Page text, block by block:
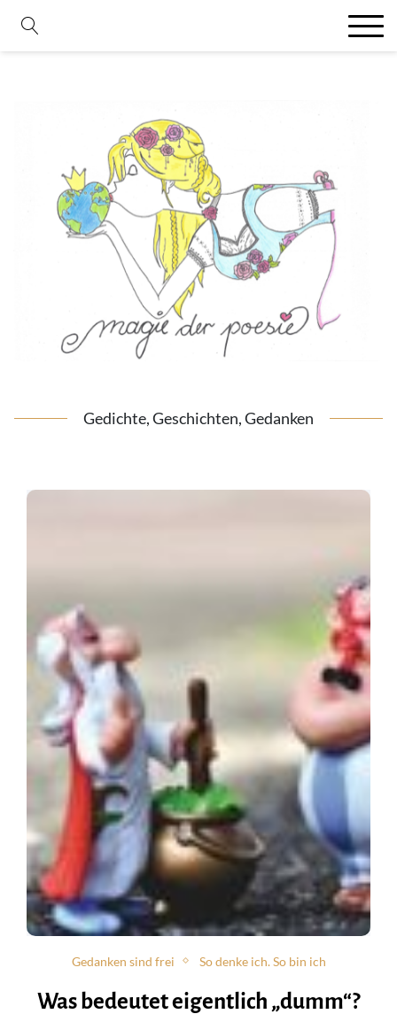
Gedichte, Geschichten, Gedanken
Gedanken sind frei So denke ich. So bin ich
Was bedeutet eigentlich „dumm“?